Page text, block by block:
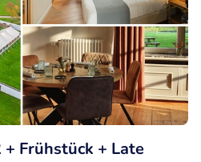
Frühstück + Late